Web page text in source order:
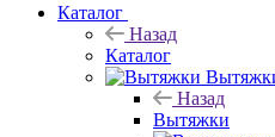
Каталог
Назад
Каталог
Назад
Вытяжки